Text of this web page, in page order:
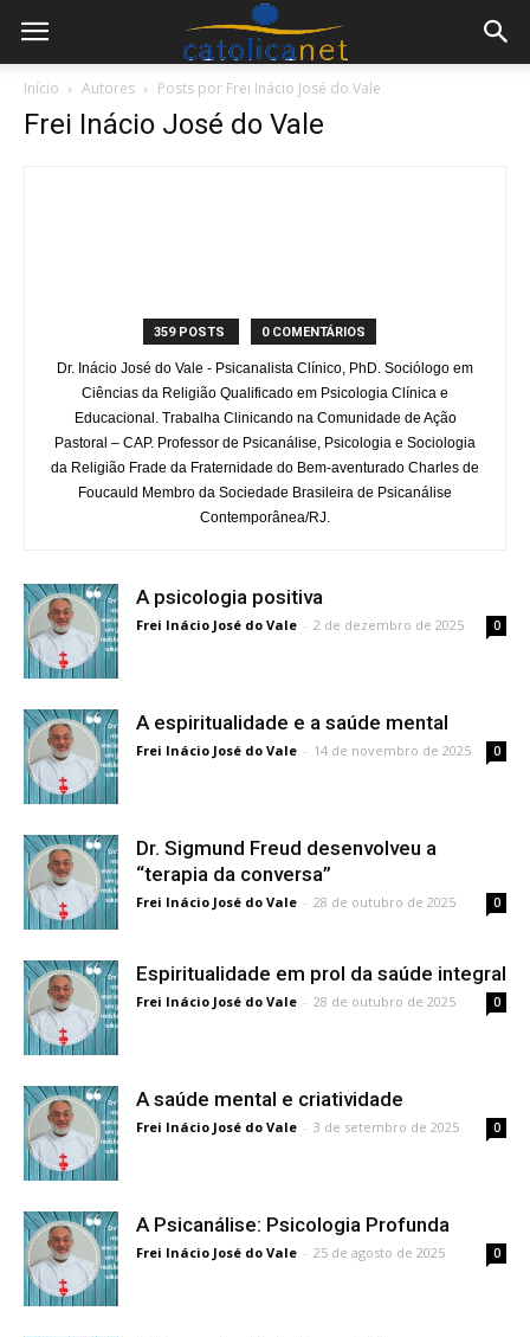
Início Autores Posts por Frei Inácio José do Vale
Frei Inácio José do Vale
359 POSTS 0 COMENTÁRIOS
Dr. Inácio José do Vale - Psicanalista Clínico, PhD. Sociólogo em
Ciências da Religião Qualificado em Psicologia Clínica e
Educacional. Trabalha Clinicando na Comunidade de Ação
Pastoral – CAP. Professor de Psicanálise, Psicologia e Sociologia
da Religião Frade da Fraternidade do Bem-aventurado Charles de
Foucauld Membro da Sociedade Brasileira de Psicanálise
Contemporânea/RJ.
A psicologia positiva
Frei Inácio José do Vale - 2 de dezembro de 2025 0
A espiritualidade e a saúde mental
Frei Inácio José do Vale - 14 de novembro de 2025 0
Dr. Sigmund Freud desenvolveu a
“terapia da conversa”
Frei Inácio José do Vale - 28 de outubro de 2025 0
Espiritualidade em prol da saúde integral
Frei Inácio José do Vale - 28 de outubro de 2025 0
A saúde mental e criatividade
Frei Inácio José do Vale - 3 de setembro de 2025 0
A Psicanálise: Psicologia Profunda
Frei Inácio José do Vale - 25 de agosto de 2025 0